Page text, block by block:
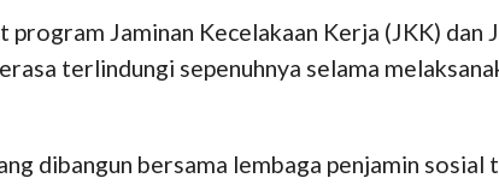
Jaminan Kecelakaan Kerja (JKK) dan
terlindungi sepenuhnya selama
dibangun bersama lembaga penjamin sosial